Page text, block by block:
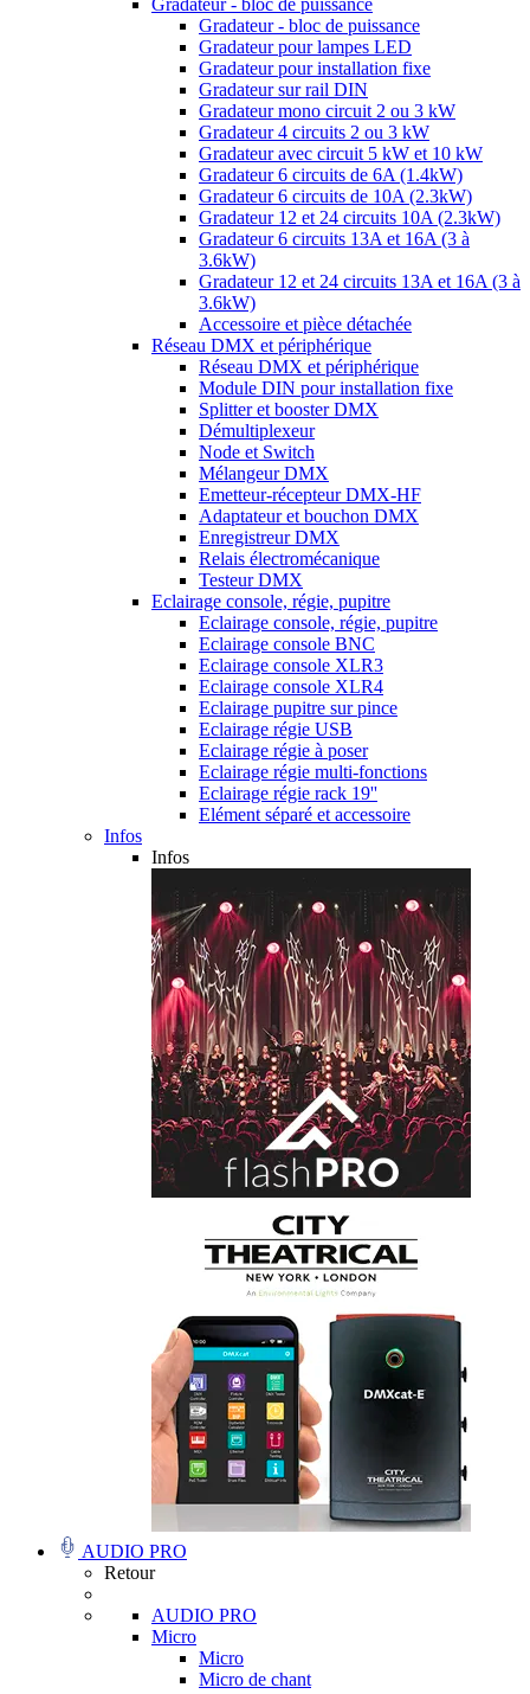
Gradateur - bloc de puissance
Gradateur - bloc de puissance
Gradateur pour lampes LED
Gradateur pour installation fixe
Gradateur sur rail DIN
Gradateur mono circuit 2 ou 3 kW
Gradateur 4 circuits 2 ou 3 kW
Gradateur avec circuit 5 kW et 10 kW
Gradateur 6 circuits de 6A (1.4kW)
Gradateur 6 circuits de 10A (2.3kW)
Gradateur 12 et 24 circuits 10A (2.3kW)
Gradateur 6 circuits 13A et 16A (3 à
3.6kW)
Gradateur 12 et 24 circuits 13A et 16A (3 à
3.6kW)
Accessoire et pièce détachée
Réseau DMX et périphérique
Réseau DMX et périphérique
Module DIN pour installation fixe
Splitter et booster DMX
Démultiplexeur
Node et Switch
Mélangeur DMX
Emetteur-récepteur DMX-HF
Adaptateur et bouchon DMX
Enregistreur DMX
Relais électromécanique
Testeur DMX
Eclairage console, régie, pupitre
Eclairage console, régie, pupitre
Eclairage console BNC
Eclairage console XLR3
Eclairage console XLR4
Eclairage pupitre sur pince
Eclairage régie USB
Eclairage régie à poser
Eclairage régie multi-fonctions
Eclairage régie rack 19''
Elément séparé et accessoire
Infos
Infos
AUDIO PRO
Retour
AUDIO PRO
Micro
Micro
Micro de chant